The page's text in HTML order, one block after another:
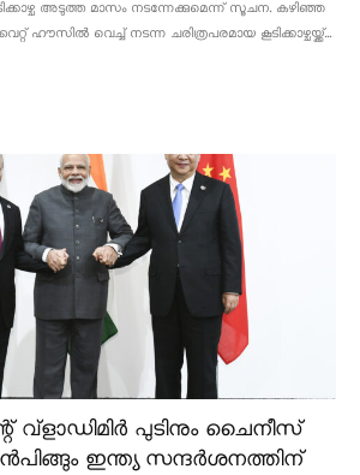
അടുത്ത മാസം നടന്നേക്കുമെന്ന് സൂചന. കഴിഞ്ഞ
ഹൗസിൽ വെച്ച് നടന്ന ചരിത്രപരമായ കൂടിക്കാഴ്ചയ്ക്ക്...
വ്‌ളാഡിമിർ പുടിനും ചൈനീസ്
ഇന്ത്യ സന്ദർശനത്തിന്